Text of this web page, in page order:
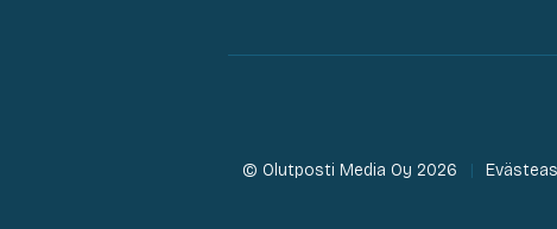
© Olutposti Media Oy 2026